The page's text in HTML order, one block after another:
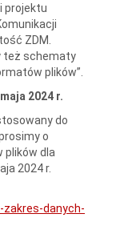
projektu
ZDM.
też schematy
plików”.
2024 r.
do
o
dla
2024 r.
danych-